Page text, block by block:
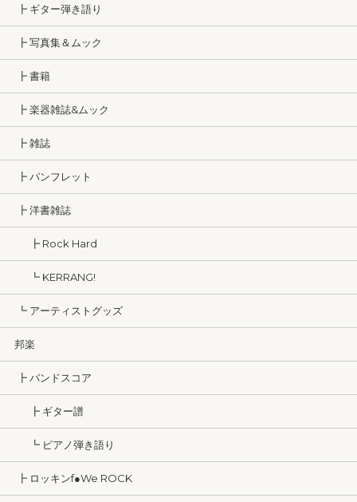
┣ ギター弾き語り
┣ 写真集＆ムック
┣ 書籍
┣ 楽器雑誌&ムック
┣ 雑誌
┣ パンフレット
┣ 洋書雑誌
┣ Rock Hard
┗ KERRANG!
┗ アーティストグッズ
邦楽
┣ バンドスコア
┣ ギター譜
┗ ピアノ弾き語り
┣ ロッキンf●We ROCK